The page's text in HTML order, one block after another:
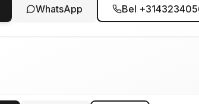
WhatsApp Bel